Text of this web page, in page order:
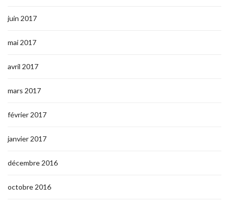
juin 2017
mai 2017
avril 2017
mars 2017
février 2017
janvier 2017
décembre 2016
octobre 2016